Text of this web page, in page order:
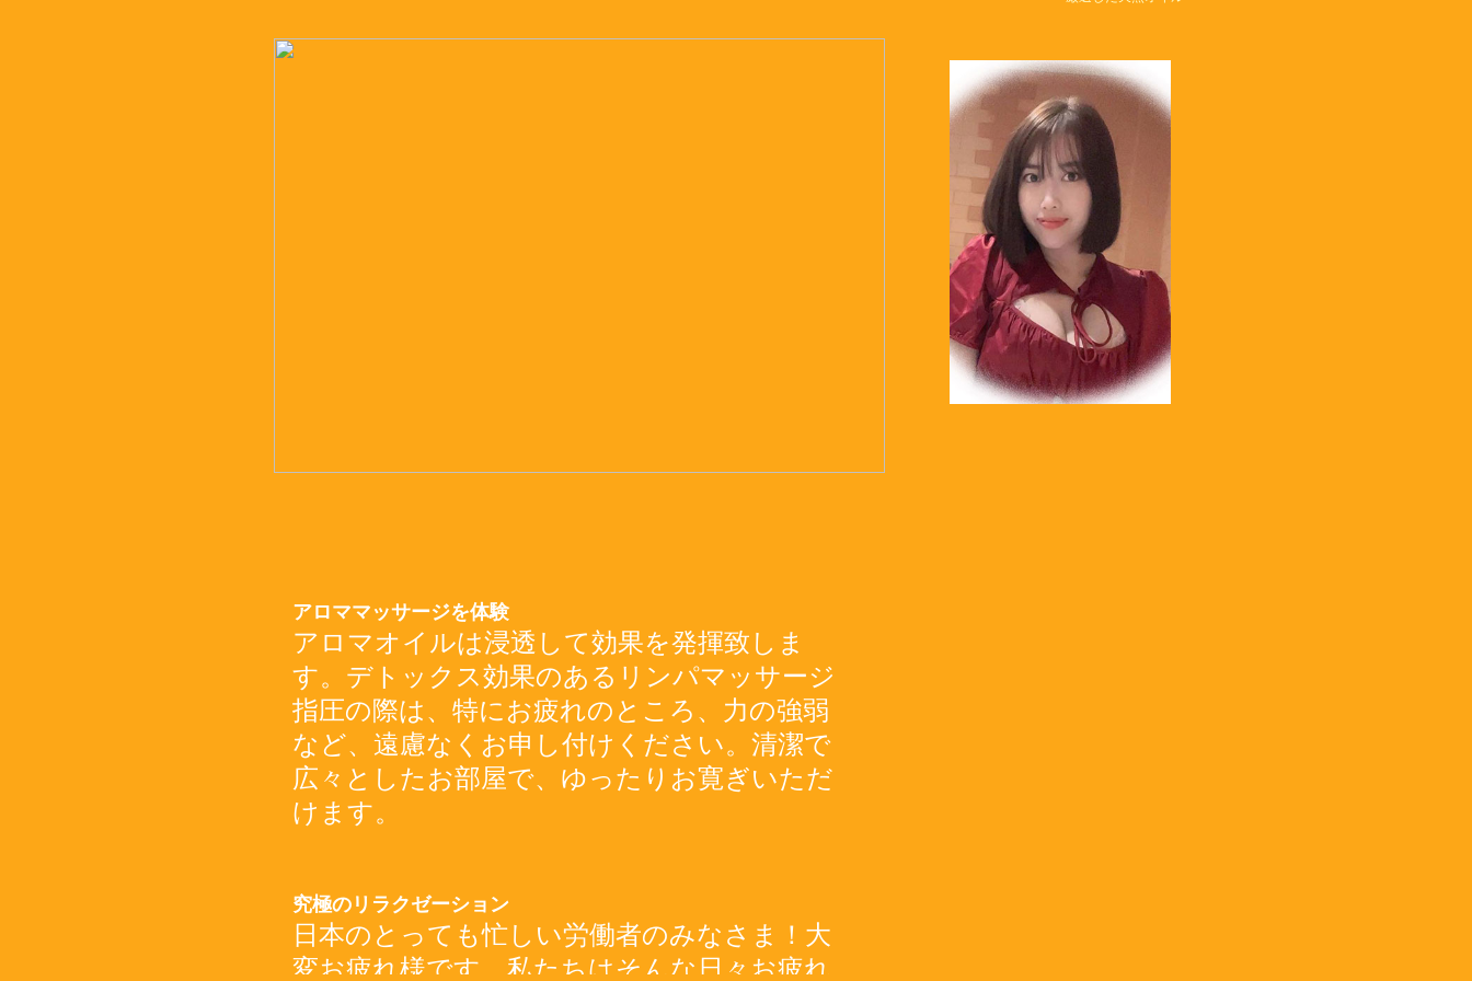
アロママッサージを体験
アロマオイルは浸透して効果を発揮致しま
す。デトックス効果のあるリンパマッサージ
指圧の際は、特にお疲れのところ、力の強弱
など、遠慮なくお申し付けください。清潔で
広々としたお部屋で、ゆったりお寛ぎいただ
けます。
究極のリラクゼーション
日本のとっても忙しい労働者のみなさま！大
変お疲れ様です。私たちはそんな日々お疲れ